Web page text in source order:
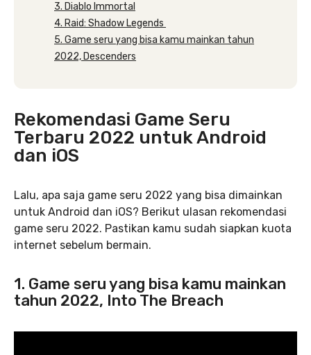
3. Diablo Immortal
4. Raid: Shadow Legends
5. Game seru yang bisa kamu mainkan tahun
2022, Descenders
Rekomendasi Game Seru
Terbaru 2022 untuk Android
dan iOS
Lalu, apa saja game seru 2022 yang bisa dimainkan
untuk Android dan iOS? Berikut ulasan rekomendasi
game seru 2022. Pastikan kamu sudah siapkan kuota
internet sebelum bermain.
1. Game seru yang bisa kamu mainkan
tahun 2022, Into The Breach